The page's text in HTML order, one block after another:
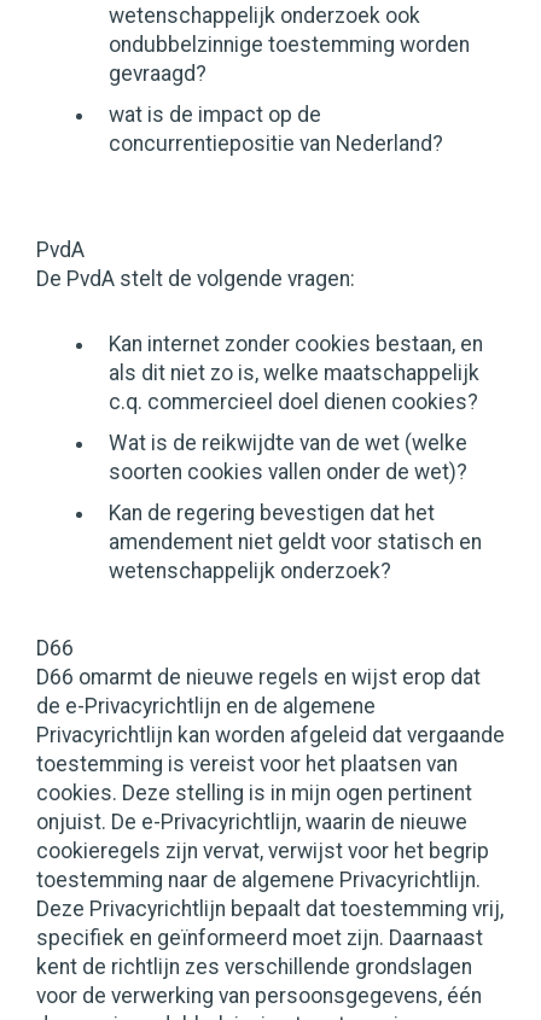
wetenschappelijk onderzoek ook
ondubbelzinnige toestemming worden
gevraagd?
wat is de impact op de
concurrentiepositie van Nederland?
PvdA
De PvdA stelt de volgende vragen:
Kan internet zonder cookies bestaan, en
als dit niet zo is, welke maatschappelijk
c.q. commercieel doel dienen cookies?
Wat is de reikwijdte van de wet (welke
soorten cookies vallen onder de wet)?
Kan de regering bevestigen dat het
amendement niet geldt voor statisch en
wetenschappelijk onderzoek?
D66
D66 omarmt de nieuwe regels en wijst erop dat
de e-Privacyrichtlijn en de algemene
Privacyrichtlijn kan worden afgeleid dat vergaande
toestemming is vereist voor het plaatsen van
cookies. Deze stelling is in mijn ogen pertinent
onjuist. De e-Privacyrichtlijn, waarin de nieuwe
cookieregels zijn vervat, verwijst voor het begrip
toestemming naar de algemene Privacyrichtlijn.
Deze Privacyrichtlijn bepaalt dat toestemming vrij,
specifiek en geïnformeerd moet zijn. Daarnaast
kent de richtlijn zes verschillende grondslagen
voor de verwerking van persoonsgegevens, één